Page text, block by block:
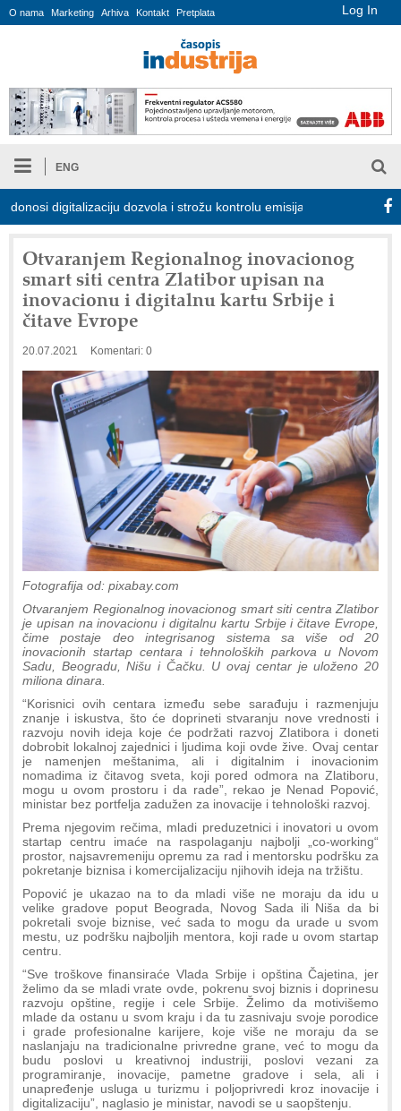
Log In
O nama Marketing Arhiva Kontakt Pretplata
ENG
digitalizaciju dozvola i strožu kontrolu emisija Proizvodnja
Otvaranjem Regionalnog inovacionog
smart siti centra Zlatibor upisan na
inovacionu i digitalnu kartu Srbije i
čitave Evrope
20.07.2021 Komentari: 0
Fotografija od: pixabay.com
Otvaranjem Regionalnog inovacionog smart siti centra Zlatibor
je upisan na inovacionu i digitalnu kartu Srbije i čitave Evrope,
čime postaje deo integrisanog sistema sa više od 20
inovacionih startap centara i tehnoloških parkova u Novom
Sadu, Beogradu, Nišu i Čačku. U ovaj centar je uloženo 20
miliona dinara.
“Korisnici ovih centara između sebe sarađuju i razmenjuju
znanje i iskustva, što će doprineti stvaranju nove vrednosti i
razvoju novih ideja koje će podržati razvoj Zlatibora i doneti
dobrobit lokalnoj zajednici i ljudima koji ovde žive. Ovaj centar
je namenjen meštanima, ali i digitalnim i inovacionim
nomadima iz čitavog sveta, koji pored odmora na Zlatiboru,
mogu u ovom prostoru i da rade”, rekao je Nenad Popović,
ministar bez portfelja zadužen za inovacije i tehnološki razvoj.
Prema njegovim rečima, mladi preduzetnici i inovatori u ovom
startap centru imaće na raspolaganju najbolji „co-working“
prostor, najsavremeniju opremu za rad i mentorsku podršku za
pokretanje biznisa i komercijalizaciju njihovih ideja na tržištu.
Popović je ukazao na to da mladi više ne moraju da idu u
velike gradove poput Beograda, Novog Sada ili Niša da bi
pokretali svoje biznise, već sada to mogu da urade u svom
mestu, uz podršku najboljih mentora, koji rade u ovom startap
centru.
“Sve troškove finansiraće Vlada Srbije i opština Čajetina, jer
želimo da se mladi vrate ovde, pokrenu svoj biznis i doprinesu
razvoju opštine, regije i cele Srbije. Želimo da motivišemo
mlade da ostanu u svom kraju i da tu zasnivaju svoje porodice
i grade profesionalne karijere, koje više ne moraju da se
naslanjaju na tradicionalne privredne grane, već to mogu da
budu poslovi u kreativnoj industriji, poslovi vezani za
programiranje, inovacije, pametne gradove i sela, ali i
unapređenje usluga u turizmu i poljoprivredi kroz inovacije i
digitalizaciju”, naglasio je ministar, navodi se u saopštenju.